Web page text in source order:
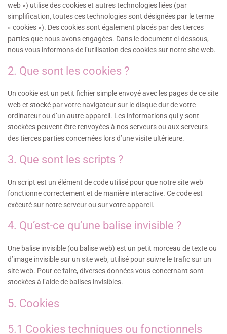
web ») utilise des cookies et autres technologies liées (par
simplification, toutes ces technologies sont désignées par le terme
« cookies »). Des cookies sont également placés par des tierces
parties que nous avons engagées. Dans le document ci-dessous,
nous vous informons de l’utilisation des cookies sur notre site web.
2. Que sont les cookies ?
Un cookie est un petit fichier simple envoyé avec les pages de ce site
web et stocké par votre navigateur sur le disque dur de votre
ordinateur ou d’un autre appareil. Les informations qui y sont
stockées peuvent être renvoyées à nos serveurs ou aux serveurs
des tierces parties concernées lors d’une visite ultérieure.
3. Que sont les scripts ?
Un script est un élément de code utilisé pour que notre site web
fonctionne correctement et de manière interactive. Ce code est
exécuté sur notre serveur ou sur votre appareil.
4. Qu’est-ce qu’une balise invisible ?
Une balise invisible (ou balise web) est un petit morceau de texte ou
d’image invisible sur un site web, utilisé pour suivre le trafic sur un
site web. Pour ce faire, diverses données vous concernant sont
stockées à l’aide de balises invisibles.
5. Cookies
5.1 Cookies techniques ou fonctionnels